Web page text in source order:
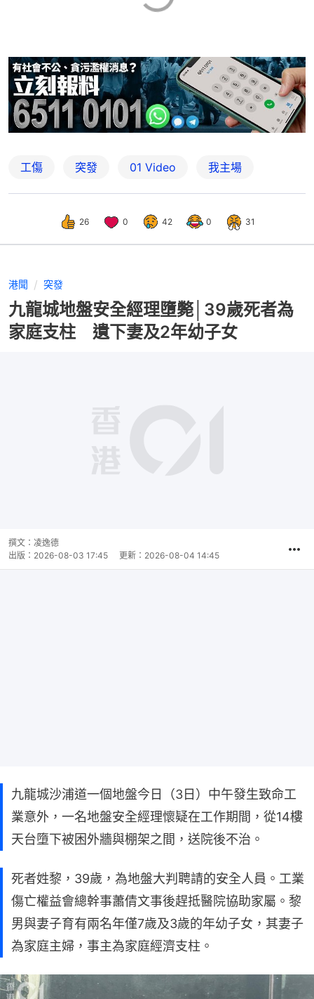
工傷 突發 01 Video 我主場
26 0 42 0 31
港聞 突發
九龍城地盤安全經理墮斃│39歲死者為
家庭支柱 遺下妻及2年幼子女
撰文： 凌逸德
出版： 2026-08-03 17:45 更新： 2026-08-04 14:45
九龍城沙浦道一個地盤今日（3日）中午發生致命工
業意外，一名地盤安全經理懷疑在工作期間，從14樓
天台墮下被困外牆與棚架之間，送院後不治。
死者姓黎，39歲，為地盤大判聘請的安全人員。工業
傷亡權益會總幹事蕭倩文事後趕抵醫院協助家屬。黎
男與妻子育有兩名年僅7歲及3歲的年幼子女，其妻子
為家庭主婦，事主為家庭經濟支柱。